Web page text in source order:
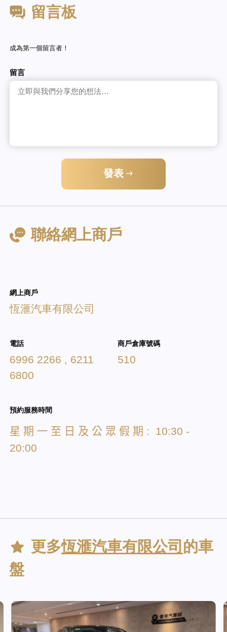
留言板
成為第一個留言者！
留言
發表
聯絡網上商戶
網上商戶
恆滙汽車有限公司
電話
6996 2266 , 6211
6800
商戶倉庫號碼
510
預約服務時間
星 期 一 至 日 及 公 眾 假 期 : 10:30 -
20:00
更多恆滙汽車有限公司 的車
盤